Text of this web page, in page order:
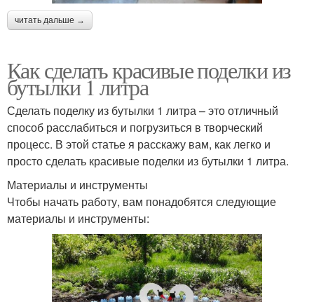
читать дальше →
Как сделать красивые поделки из
бутылки 1 литра
Сделать поделку из бутылки 1 литра – это отличный
способ расслабиться и погрузиться в творческий
процесс. В этой статье я расскажу вам, как легко и
просто сделать красивые поделки из бутылки 1 литра.
Материалы и инструменты
Чтобы начать работу, вам понадобятся следующие
материалы и инструменты: